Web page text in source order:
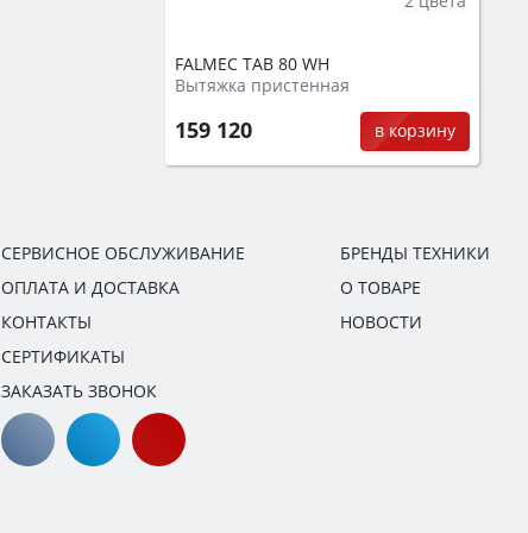
FALMEC TAB 80 WH
Вытяжка пристенная
159 120 в корзину
СЕРВИСНОЕ ОБСЛУЖИВАНИЕ
ОПЛАТА И ДОСТАВКА
КОНТАКТЫ
СЕРТИФИКАТЫ
ЗАКАЗАТЬ ЗВОНОК
БРЕНДЫ ТЕХНИКИ
О ТОВАРЕ
НОВОСТИ